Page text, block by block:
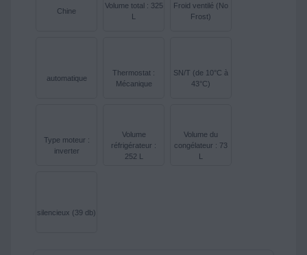
Chine
Volume total : 325
L
Froid ventilé (No
Frost)
automatique
Thermostat :
Mécanique
SN/T (de 10°C à
43°C)
Type moteur :
inverter
Volume
réfrigérateur :
252 L
Volume du
congélateur : 73
L
silencieux (39 db)